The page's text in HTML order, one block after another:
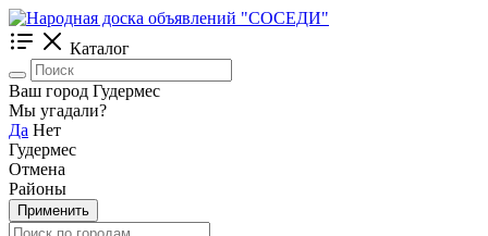
Каталог
Ваш город Гудермес
Мы угадали?
Да Нет
Гудермес
Отмена
Районы
Применить